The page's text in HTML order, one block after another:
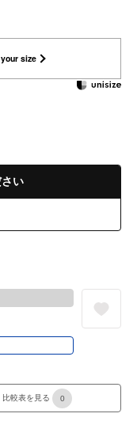
size
い
比較表を見る 0